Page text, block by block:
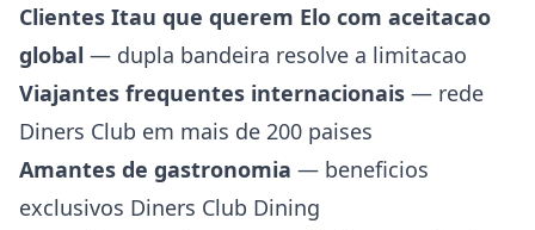
Clientes Itau que querem Elo com aceitacao
global — dupla bandeira resolve a limitacao
Viajantes frequentes internacionais — rede
Diners Club em mais de 200 paises
Amantes de gastronomia — beneficios
exclusivos Diners Club Dining